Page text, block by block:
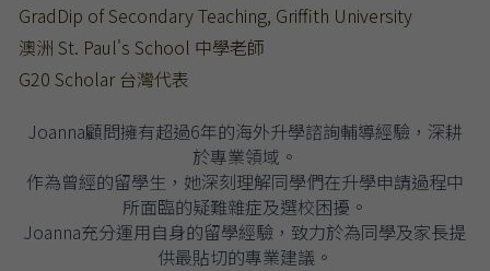
GradDip of Secondary Teaching, Griffith University
澳洲 St. Paul's School 中學老師
G20 Scholar 台灣代表
Joanna顧問擁有超過6年的海外升學諮詢輔導經驗，深耕
於專業領域。
作為曾經的留學生，她深刻理解同學們在升學申請過程中
所面臨的疑難雜症及選校困擾。
Joanna充分運用自身的留學經驗，致力於為同學及家長提
供最貼切的專業建議。